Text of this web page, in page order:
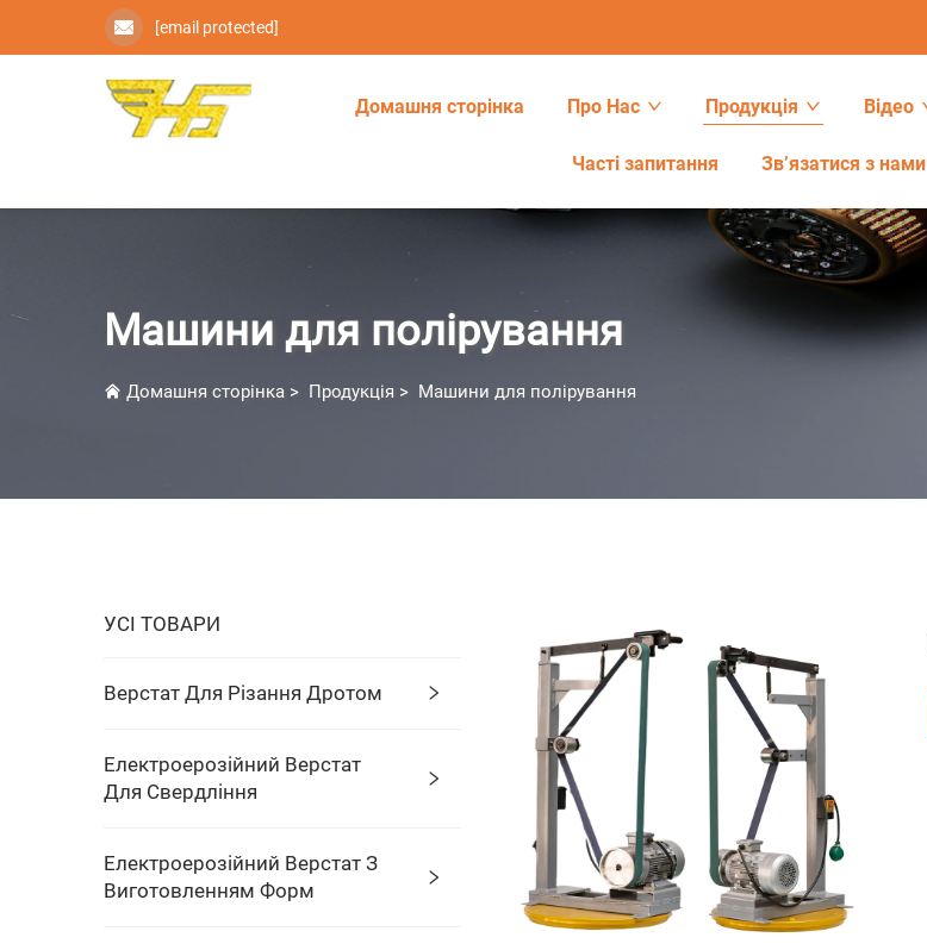
[email protected]
Домашня сторінка Про Нас Продукція Відео
Часті запитання Зв’язатися з нами
Машини для полірування
Домашня сторінка > Продукція > Машини для полірування
УСІ ТОВАРИ
Верстат Для Різання Дротом
Електроерозійний Верстат
Для Свердління
Електроерозійний Верстат З
Виготовленням Форм